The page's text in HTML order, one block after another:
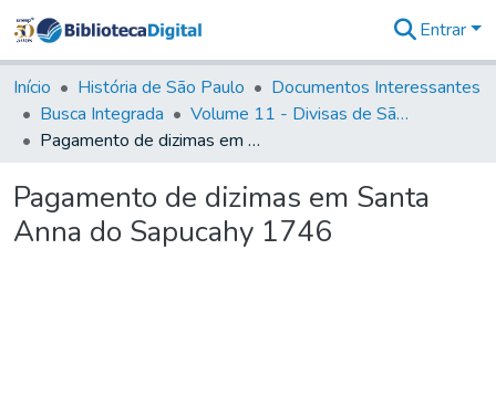
&
Coleções
Tudo na
Biblioteca
Estatísticas
Entrar
Início História de São Paulo
Documentos Interessantes
Busca Integrada
Volume 11 - Divisas de São Paulo e Minas Gerais
Pagamento de dizimas em Santa Anna do Sapucahy 1746
Pagamento de dizimas em Santa
Anna do Sapucahy 1746